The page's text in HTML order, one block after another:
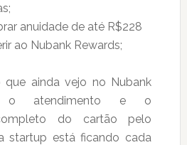
anuidade de até R$228
ao Nubank Rewards;
que ainda vejo no Nubank
o atendimento e o
do cartão pelo
startup está ficando cada